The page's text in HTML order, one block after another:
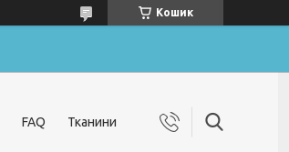
Кошик
FAQ Тканини